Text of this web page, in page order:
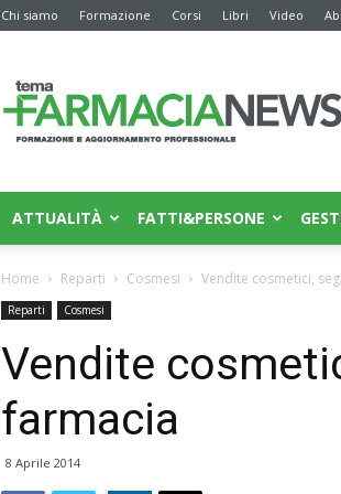
Chi siamo Formazione Corsi Libri Video
News
ATTUALITÀ FATTI&PERSONE
Home Reparti Cosmesi Vendite cosmetici,
Reparti Cosmesi
Vendite
farmacia
8 Aprile 2014